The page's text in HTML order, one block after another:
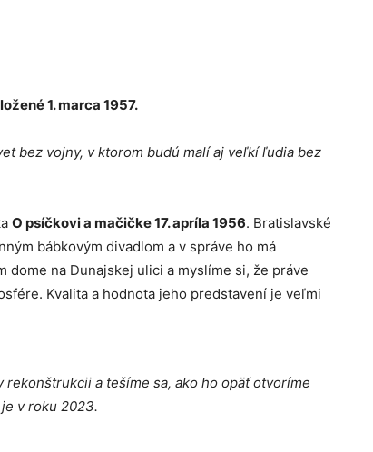
1. marca 1957.
bez vojny, v ktorom budú malí aj veľkí ľudia bez
O psíčkovi a mačičke 17. apríla 1956. Bratislavské
bábkovým divadlom a v správe ho má
dome na Dunajskej ulici a myslíme si, že práve
Kvalita a hodnota jeho predstavení je veľmi
a tešíme sa, ako ho opäť otvoríme
v roku 2023.